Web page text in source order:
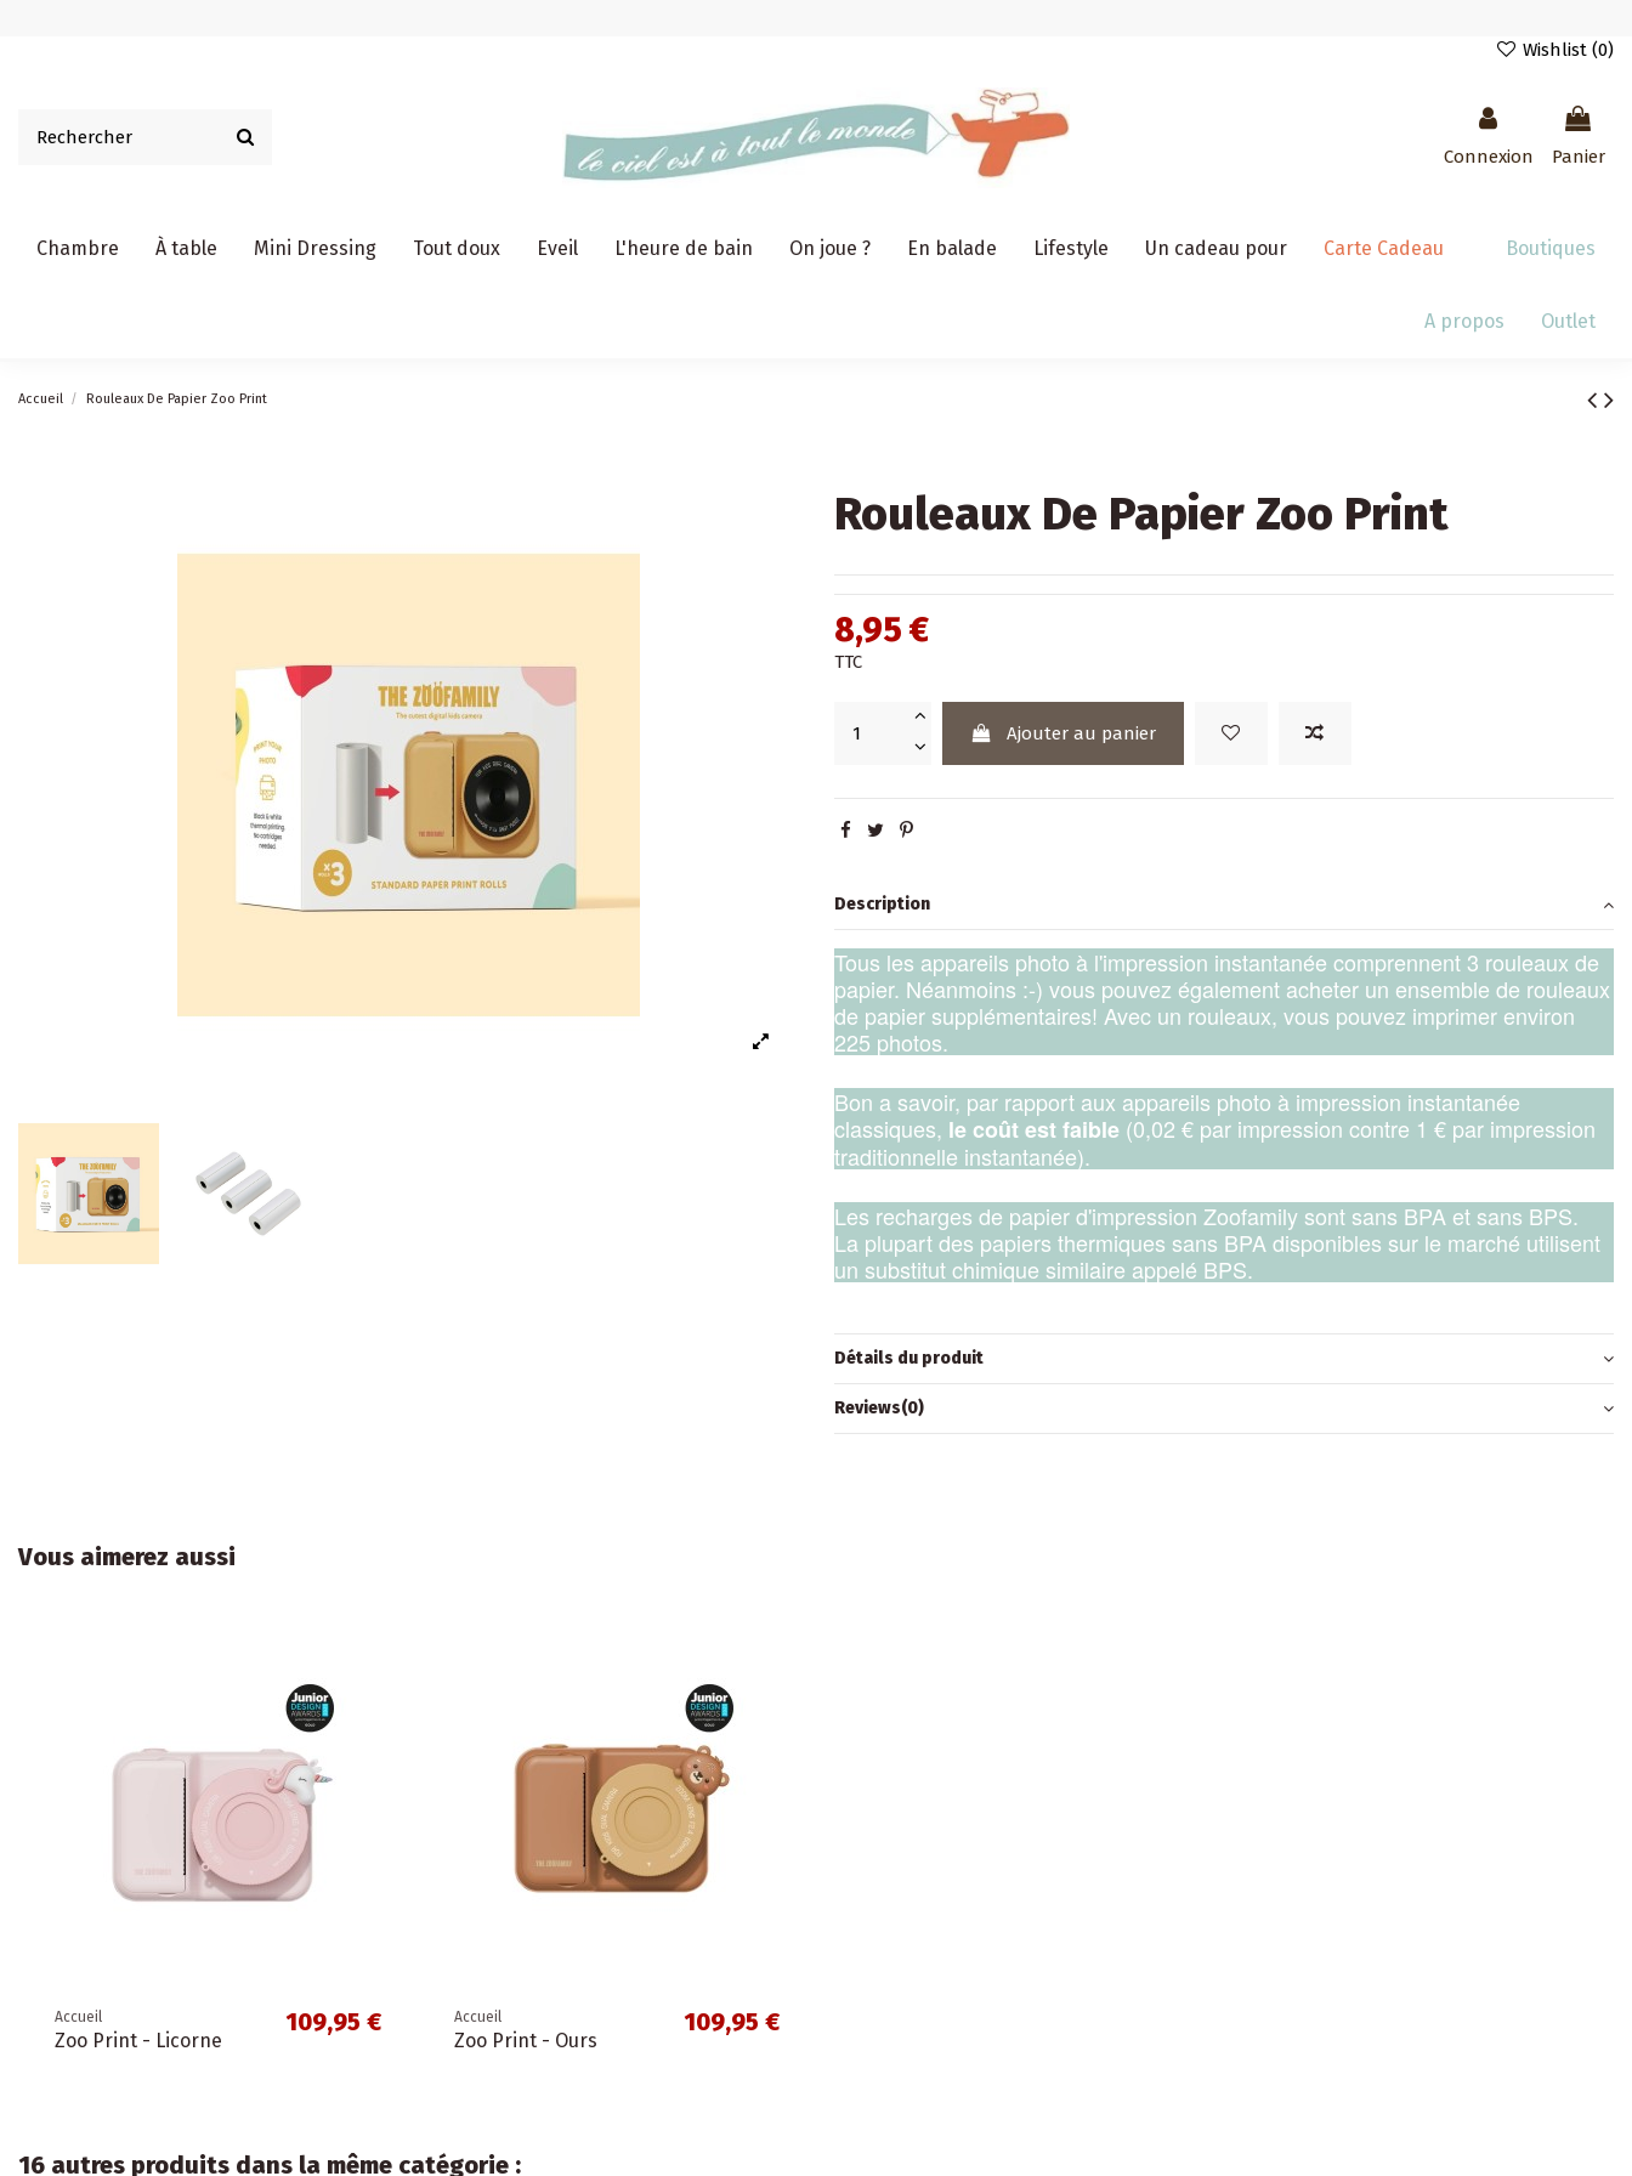
Wishlist (0)
Connexion Panier
Chambre À table Mini Dressing Tout doux Eveil L'heure de bain On joue ? En balade Lifestyle Un cadeau pour Carte Cadeau Boutiques
Outlet
A propos
Accueil Rouleaux De Papier Zoo Print
Rouleaux De Papier Zoo Print
8,95 €
TTC
Ajouter au panier
Description
Tous les appareils photo à l'impression instantanée comprennent 3 rouleaux de
papier. Néanmoins :-) vous pouvez également acheter un ensemble de rouleaux
de papier supplémentaires! Avec un rouleaux, vous pouvez imprimer environ
225 photos.
Bon a savoir, par rapport aux appareils photo à impression instantanée
classiques, le coût est faible (0,02 € par impression contre 1 € par impression
traditionnelle instantanée).
Les recharges de papier d'impression Zoofamily sont sans BPA et sans BPS.
La plupart des papiers thermiques sans BPA disponibles sur le marché utilisent
un substitut chimique similaire appelé BPS.
Détails du produit
Reviews(0)
Vous aimerez aussi
Accueil
Zoo Print - Licorne
109,95 € Accueil
Zoo Print - Ours
109,95 €
16 autres produits dans la même catégorie :